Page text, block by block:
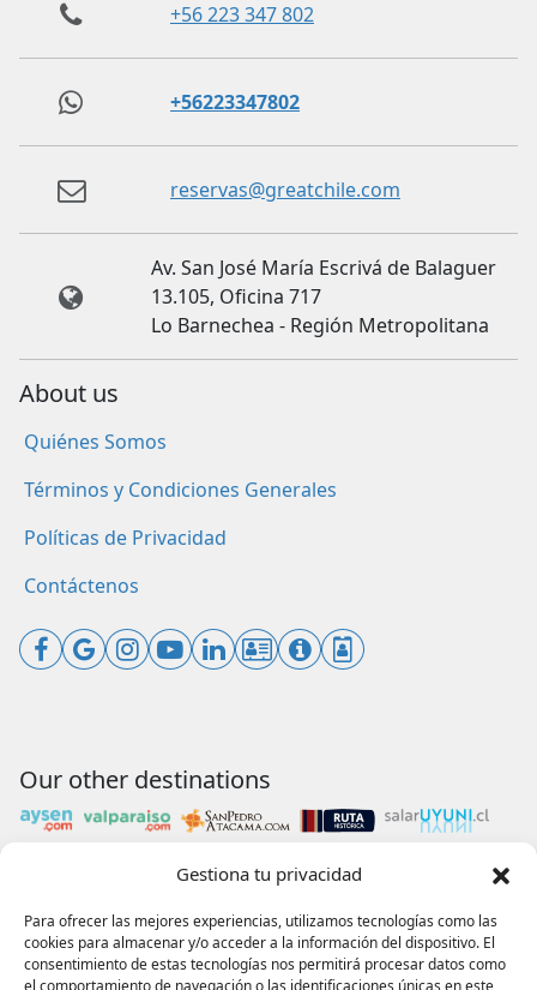
Gestiona tu privacidad
Para ofrecer las mejores experiencias, utilizamos tecnologías como las
cookies para almacenar y/o acceder a la información del dispositivo. El
consentimiento de estas tecnologías nos permitirá procesar datos como
el comportamiento de navegación o las identificaciones únicas en este
+56 223 347 802
+56223347802
reservas@greatchile.com
Av. San José María Escrivá de Balaguer
13.105, Oficina 717
Lo Barnechea - Región Metropolitana
About us
Quiénes Somos
Términos y Condiciones Generales
Políticas de Privacidad
Contáctenos
Our other destinations